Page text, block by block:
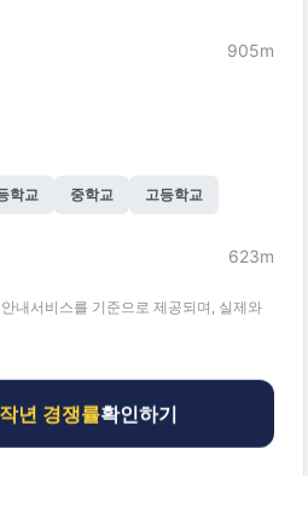
905m
학교 중학교 고등학교
623m
내서비스를 기준으로 제공되며, 실제와
작년 경쟁률확인하기